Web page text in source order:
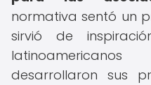
normativa sentó un
sirvió de
desarrollaron sus